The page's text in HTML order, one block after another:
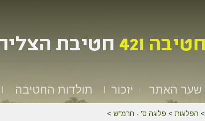
שער האתר יזכור תולדות החטיבה
> הפלוגות > פלוגה ס' - חרמ"ש >